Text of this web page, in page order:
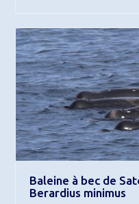
Baleine à bec de
Berardius minimus